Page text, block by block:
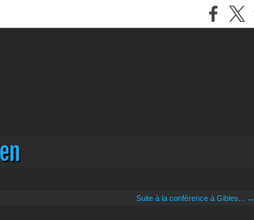
Suite à la conférence à Gibles... →